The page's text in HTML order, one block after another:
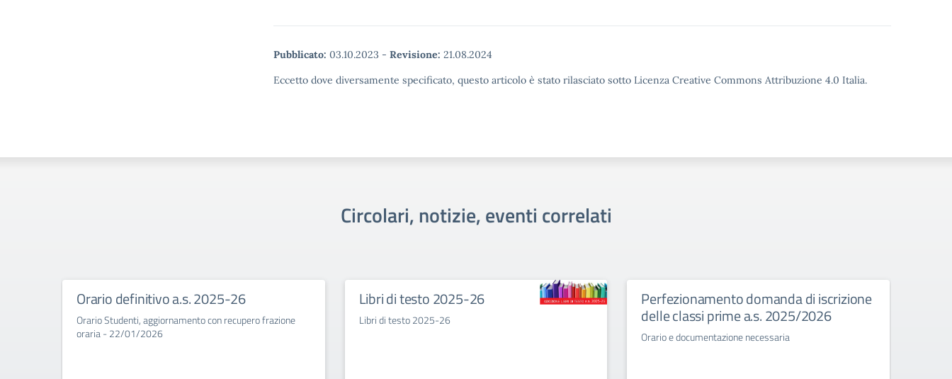
Pubblicato: 03.10.2023 - Revisione: 21.08.2024
Eccetto dove diversamente specificato, questo articolo è stato rilasciato sotto Licenza Creative Commons Attribuzione 4.0 Italia.
Circolari, notizie, eventi correlati
Orario definitivo a.s. 2025-26
Orario Studenti, aggiornamento con recupero frazione
oraria - 22/01/2026
Libri di testo 2025-26
Libri di testo 2025-26
Perfezionamento domanda di iscrizione
delle classi prime a.s. 2025/2026
Orario e documentazione necessaria